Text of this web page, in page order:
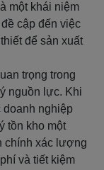
một khái niệm
cập đến việc
để sản xuất
trọng trong
nguồn lực. Khi
nghiệp
tồn kho một
chính xác lượng
và tiết kiệm